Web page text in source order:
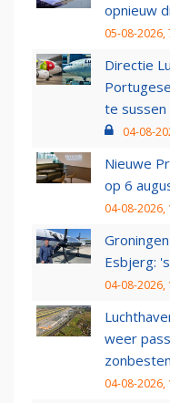
opnieuw
05-08-2026,
Directie
te sussen
04-08-
Nieuwe
op 6
04-08-2026,
Esbjerg:
04-08-2026,
weer
04-08-2026,